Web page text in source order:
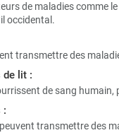
de maladies comme
occidental.
transmettre des
de lit :
de sang
:
transmettre des